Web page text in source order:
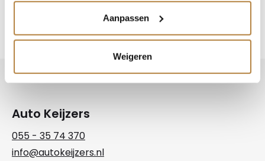
Aanpassen
Weigeren
Auto Keijzers
055 - 35 74 370
info@autokeijzers.nl